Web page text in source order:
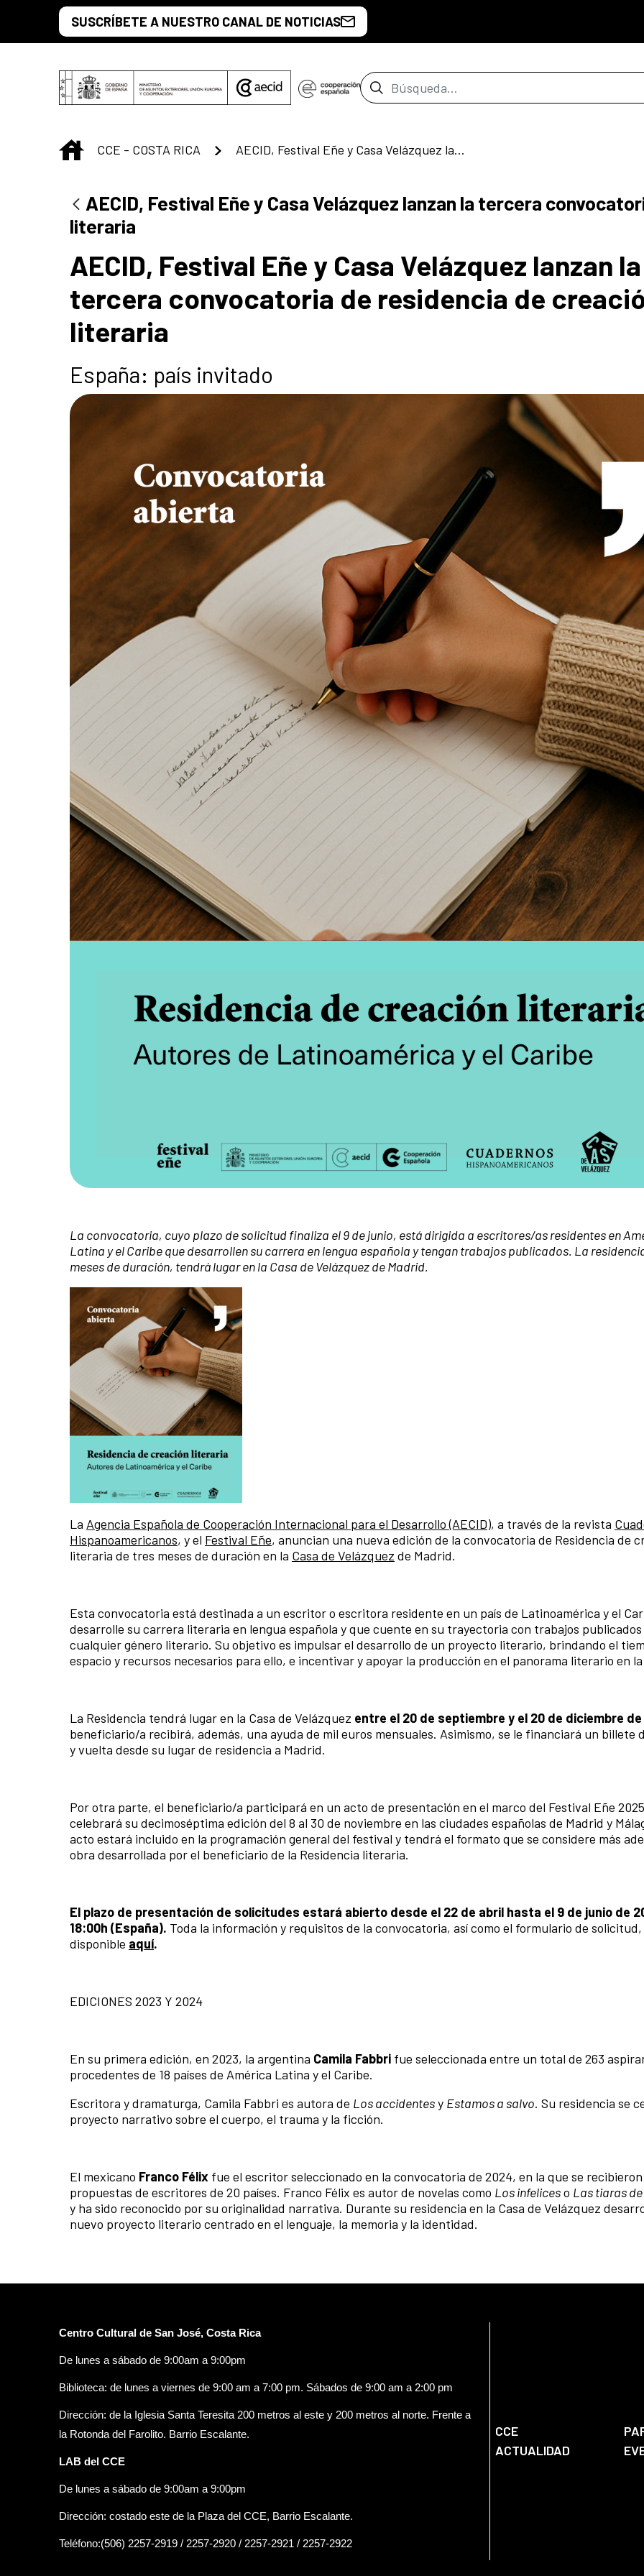
Saltar al contenido principal
SUSCRÍBETE A NUESTRO CANAL DE NOTICIAS
Barra de búsqueda
INICIO
CCE - COSTA RICA AECID, Festival Eñe y Casa Velázquez lanzan la tercera convocatoria de residencia de creación literaria
AECID, Festival Eñe y Casa Velázquez lanzan la tercera
literaria
AECID, Festival Eñe y Casa Velázquez lanzan la
tercera convocatoria de residencia de
literaria
España: país invitado
La convocatoria, cuyo plazo de solicitud finaliza el 9 de junio, está dirigida a escritores/as residentes en
Latina y el Caribe que desarrollen su carrera en lengua española y tengan trabajos publicados. La
meses de duración, tendrá lugar en la Casa de Velázquez de Madrid.
La Agencia Española de Cooperación Internacional para el Desarrollo (AECID), a través de la revista
Hispanoamericanos, y el Festival Eñe, anuncian una nueva edición de la convocatoria de Residencia de
literaria de tres meses de duración en la Casa de Velázquez de Madrid.
Esta convocatoria está destinada a un escritor o escritora residente en un país de Latinoamérica y el
desarrolle su carrera literaria en lengua española y que cuente en su trayectoria con trabajos publicados
cualquier género literario. Su objetivo es impulsar el desarrollo de un proyecto literario, brindando el
espacio y recursos necesarios para ello, e incentivar y apoyar la producción en el panorama literario en
La Residencia tendrá lugar en la Casa de Velázquez entre el 20 de septiembre y el 20 de diciembre
beneficiario/a recibirá, además, una ayuda de mil euros mensuales. Asimismo, se le financiará un billete
y vuelta desde su lugar de residencia a Madrid.
Por otra parte, el beneficiario/a participará en un acto de presentación en el marco del Festival Eñe
celebrará su decimoséptima edición del 8 al 30 de noviembre en las ciudades españolas de Madrid y
acto estará incluido en la programación general del festival y tendrá el formato que se considere más
obra desarrollada por el beneficiario de la Residencia literaria.
El plazo de presentación de solicitudes estará abierto desde el 22 de abril hasta el 9 de junio de
18:00h (España). Toda la información y requisitos de la convocatoria, así como el formulario de
disponible aquí.
EDICIONES 2023 Y 2024
En su primera edición, en 2023, la argentina Camila Fabbri fue seleccionada entre un total de 263
procedentes de 18 países de América Latina y el Caribe.
Escritora y dramaturga, Camila Fabbri es autora de Los accidentesy Estamos a salvo. Su residencia se
proyecto narrativo sobre el cuerpo, el trauma y la ficción.
El mexicano Franco Félix fue el escritor seleccionado en la convocatoria de 2024, en la que se recibieron
propuestas de escritores de 20 países. Franco Félix es autor de novelas como Los infeliceso Las tiaras
y ha sido reconocido por su originalidad narrativa. Durante su residencia en la Casa de Velázquez
nuevo proyecto literario centrado en el lenguaje, la memoria y la identidad.
Centro Cultural de San José, Costa Rica
De lunes a sábado de 9:00am a 9:00pm
Biblioteca: de lunes a viernes de 9:00 am a 7:00 pm. Sábados de 9:00 am a 2:00 pm
Dirección: de la Iglesia Santa Teresita 200 metros al este y 200 metros al norte. Frente a
la Rotonda del Farolito. Barrio Escalante.
LAB del CCE
De lunes a sábado de 9:00am a 9:00pm
Dirección: costado este de la Plaza del CCE, Barrio Escalante.
Teléfono:(506) 2257-2919 / 2257-2920 / 2257-2921 / 2257-2922
CCE
ACTUALIDAD